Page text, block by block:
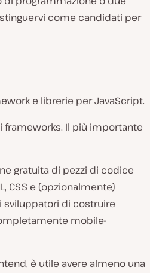
come candidati per
e librerie per JavaScript.
frameworks. Il più importante
gratuita di pezzi di codice
CSS e (opzionalmente)
sviluppatori di costruire
mobile-
è utile avere almeno una